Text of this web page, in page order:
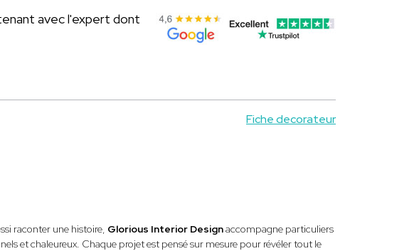
avec l'expert dont
Fiche decorateur
raconter une histoire, Glorious Interior Designaccompagne particuliers
et chaleureux. Chaque projet est pensé sur mesure pour révéler tout le